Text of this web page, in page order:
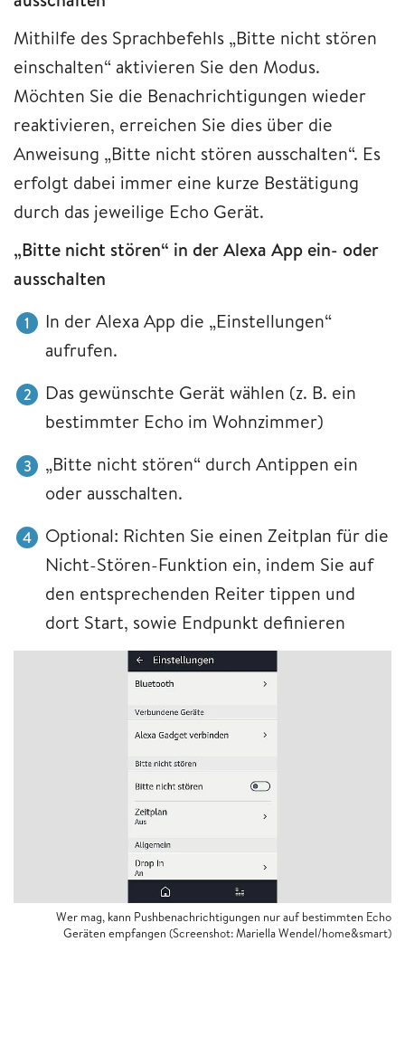
Mithilfe des Sprachbefehls „Bitte nicht stören
einschalten“ aktivieren Sie den Modus.
Möchten Sie die Benachrichtigungen wieder
reaktivieren, erreichen Sie dies über die
Anweisung „Bitte nicht stören ausschalten“. Es
erfolgt dabei immer eine kurze Bestätigung
durch das jeweilige Echo Gerät.
„Bitte nicht stören“ in der Alexa App ein- oder
ausschalten
In der Alexa App die „Einstellungen“
aufrufen.
Das gewünschte Gerät wählen (z. B. ein
bestimmter Echo im Wohnzimmer)
„Bitte nicht stören“ durch Antippen ein
oder ausschalten.
Optional: Richten Sie einen Zeitplan für die
Nicht-Stören-Funktion ein, indem Sie auf
den entsprechenden Reiter tippen und
dort Start, sowie Endpunkt definieren
Wer mag, kann Pushbenachrichtigungen nur auf bestimmten Echo
Geräten empfangen (Screenshot: Mariella Wendel/home&smart)